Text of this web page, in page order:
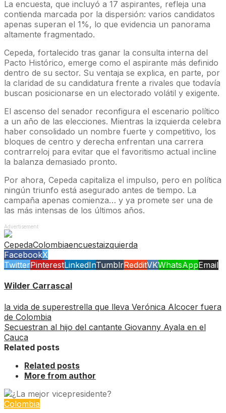
La encuesta, que incluyó a 17 aspirantes, refleja una
contienda marcada por la dispersión: varios candidatos
apenas superan el 1%, lo que evidencia un panorama
altamente fragmentado.
Cepeda, fortalecido tras ganar la consulta interna del
Pacto Histórico, emerge como el aspirante más definido
dentro de su sector. Su ventaja se explica, en parte, por
la claridad de su candidatura frente a rivales que todavía
buscan posicionarse en un electorado volátil y exigente.
El ascenso del senador reconfigura el escenario político
a un año de las elecciones. Mientras la izquierda celebra
haber consolidado un nombre fuerte y competitivo, los
bloques de centro y derecha enfrentan una carrera
contrarreloj para evitar que el favoritismo actual incline
la balanza demasiado pronto.
Por ahora, Cepeda capitaliza el impulso, pero en política
ningún triunfo está asegurado antes de tiempo. La
campaña apenas comienza… y ya promete ser una de
las más intensas de los últimos años.
Advertisement
CepedaColombiaencuestaizquierda
FacebookX
TwitterPinterestLinkedInTumblrRedditVKWhatsAppEmail
Wilder Carrascal
la vida de superestrella que lleva Verónica Alcocer fuera
de Colombia
Secuestran al hijo del cantante Giovanny Ayala en el
Cauca
Related posts
Related posts
More from author
Colombia